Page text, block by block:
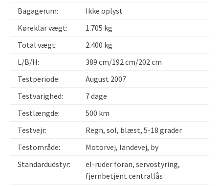
Bagagerum:
Ikke oplyst
Køreklar vægt:
1.705 kg
Total vægt:
2.400 kg
L/B/H:
389 cm/192 cm/202 cm
Testperiode:
August 2007
Testvarighed:
7 dage
Testlængde:
500 km
Testvejr:
Regn, sol, blæst, 5-18 grader
Testområde:
Motorvej, landevej, by
Standardudstyr:
el-ruder foran, servostyring,
fjernbetjent centrallås